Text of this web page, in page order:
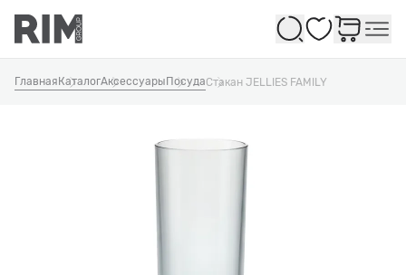
Избранное
Главная КаталогАксессуары ПосудаСтакан JELLIES FAMILY